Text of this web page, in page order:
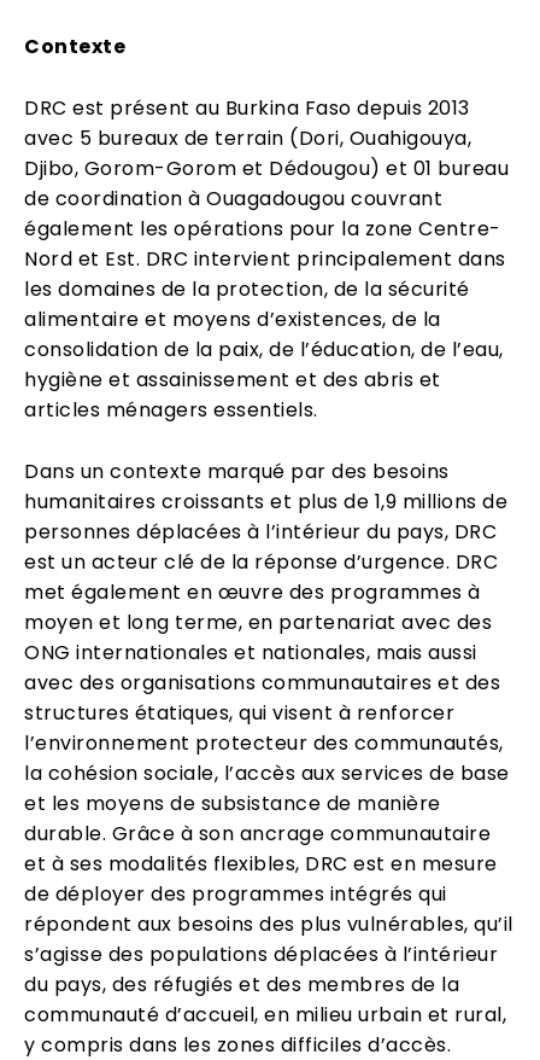
Contexte
DRC est présent au Burkina Faso depuis 2013
avec 5 bureaux de terrain (Dori, Ouahigouya,
Djibo, Gorom-Gorom et Dédougou) et 01 bureau
de coordination à Ouagadougou couvrant
également les opérations pour la zone Centre-
Nord et Est. DRC intervient principalement dans
les domaines de la protection, de la sécurité
alimentaire et moyens d’existences, de la
consolidation de la paix, de l’éducation, de l’eau,
hygiène et assainissement et des abris et
articles ménagers essentiels.
Dans un contexte marqué par des besoins
humanitaires croissants et plus de 1,9 millions de
personnes déplacées à l’intérieur du pays, DRC
est un acteur clé de la réponse d’urgence. DRC
met également en œuvre des programmes à
moyen et long terme, en partenariat avec des
ONG internationales et nationales, mais aussi
avec des organisations communautaires et des
structures étatiques, qui visent à renforcer
l’environnement protecteur des communautés,
la cohésion sociale, l’accès aux services de base
et les moyens de subsistance de manière
durable. Grâce à son ancrage communautaire
et à ses modalités flexibles, DRC est en mesure
de déployer des programmes intégrés qui
répondent aux besoins des plus vulnérables, qu’il
s’agisse des populations déplacées à l’intérieur
du pays, des réfugiés et des membres de la
communauté d’accueil, en milieu urbain et rural,
y compris dans les zones difficiles d’accès.